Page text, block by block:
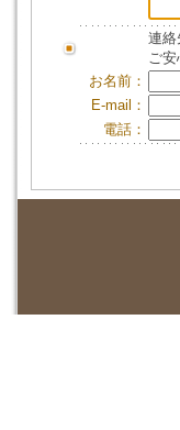
連絡
ご安
お名前：
E-mail：
電話：